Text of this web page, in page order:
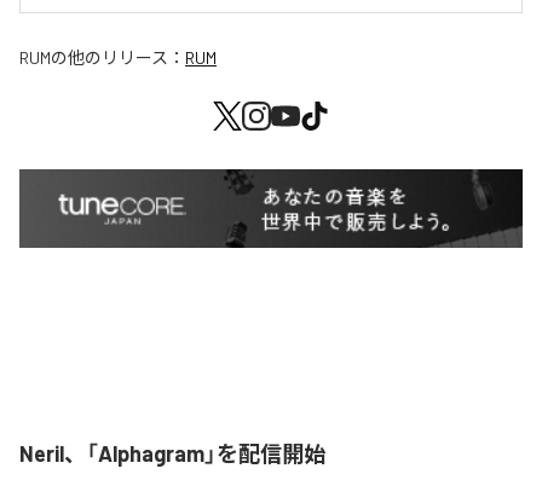
RUMの他のリリース： RUM
Neril、「Alphagram」を配信開始